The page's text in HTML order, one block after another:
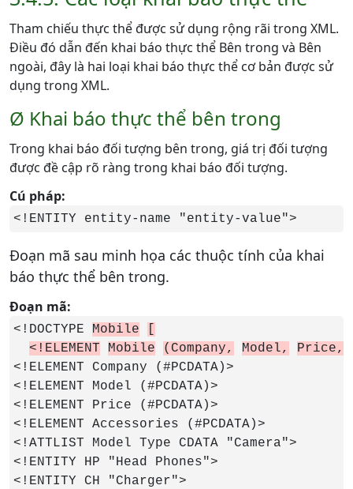
Tham chiếu thực thể được sử dụng rộng rãi trong XML.
Điều đó dẫn đến khai báo thực thể Bên trong và Bên
ngoài, đây là hai loại khai báo thực thể cơ bản được sử
dụng trong XML.
Ø Khai báo thực thể bên trong
Trong khai báo đối tượng bên trong, giá trị đối tượng
được đề cập rõ ràng trong khai báo đối tượng.
Cú pháp:
<!ENTITY entity-name "entity-value">
Đoạn mã sau minh họa các thuộc tính của khai
báo thực thể bên trong.
Đoạn mã:
<!DOCTYPE Mobile
<!ELEMENT
Mobile (Company, Model, Price,
<!ELEMENT Company (#PCDATA)>
<!ELEMENT Model (#PCDATA)>
<!ELEMENT Price (#PCDATA)>
<!ELEMENT Accessories (#PCDATA)>
<!ATTLIST Model Type CDATA "Camera">
<!ENTITY HP "Head Phones">
<!ENTITY CH "Charger">